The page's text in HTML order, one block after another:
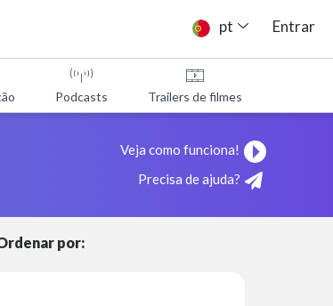
pt Entrar
Podcasts Trailers de filmes
Veja como funciona!
Precisa de ajuda?
por: